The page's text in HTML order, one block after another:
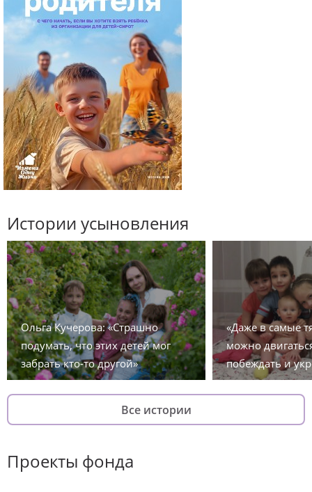
Истории усыновления
Ольга Кучерова: «Страшно
подумать, что этих детей мог
забрать кто-то другой»
«Даже в самые
можно
побеждать и
Все истории
Проекты фонда